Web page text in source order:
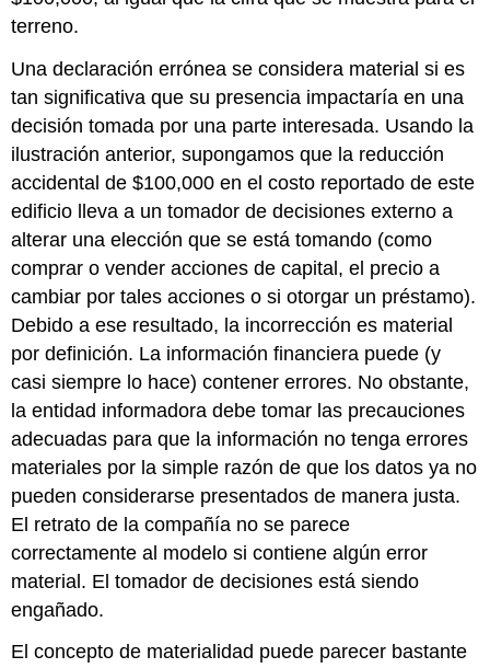
terreno.
Una declaración errónea se considera material si es
tan significativa que su presencia impactaría en una
decisión tomada por una parte interesada. Usando la
ilustración anterior, supongamos que la reducción
accidental de $100,000 en el costo reportado de este
edificio lleva a un tomador de decisiones externo a
alterar una elección que se está tomando (como
comprar o vender acciones de capital, el precio a
cambiar por tales acciones o si otorgar un préstamo).
Debido a ese resultado, la incorrección es material
por definición. La información financiera puede (y
casi siempre lo hace) contener errores. No obstante,
la entidad informadora debe tomar las precauciones
adecuadas para que la información no tenga errores
materiales por la simple razón de que los datos ya no
pueden considerarse presentados de manera justa.
El retrato de la compañía no se parece
correctamente al modelo si contiene algún error
material. El tomador de decisiones está siendo
engañado.
El concepto de materialidad puede parecer bastante